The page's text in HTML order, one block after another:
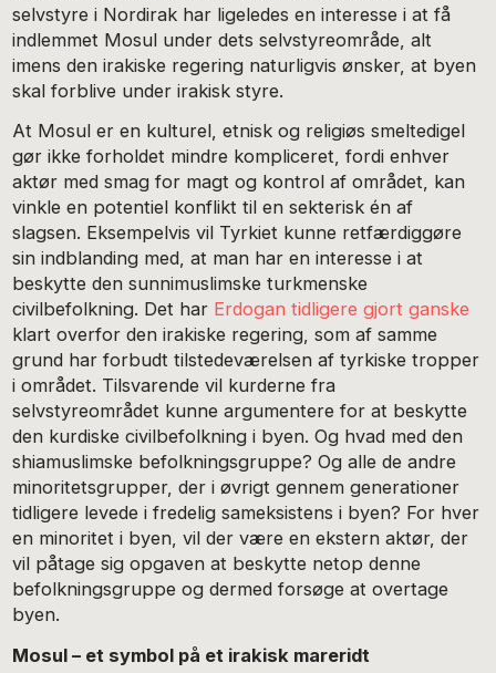
selvstyre i Nordirak har ligeledes en interesse i at få
indlemmet Mosul under dets selvstyreområde, alt
imens den irakiske regering naturligvis ønsker, at byen
skal forblive under irakisk styre.
At Mosul er en kulturel, etnisk og religiøs smeltedigel
gør ikke forholdet mindre kompliceret, fordi enhver
aktør med smag for magt og kontrol af området, kan
vinkle en potentiel konflikt til en sekterisk én af
slagsen. Eksempelvis vil Tyrkiet kunne retfærdiggøre
sin indblanding med, at man har en interesse i at
beskytte den sunnimuslimske turkmenske
civilbefolkning. Det har Erdogan tidligere gjort ganske
klart overfor den irakiske regering, som af samme
grund har forbudt tilstedeværelsen af tyrkiske tropper
i området. Tilsvarende vil kurderne fra
selvstyreområdet kunne argumentere for at beskytte
den kurdiske civilbefolkning i byen. Og hvad med den
shiamuslimske befolkningsgruppe? Og alle de andre
minoritetsgrupper, der i øvrigt gennem generationer
tidligere levede i fredelig sameksistens i byen? For hver
en minoritet i byen, vil der være en ekstern aktør, der
vil påtage sig opgaven at beskytte netop denne
befolkningsgruppe og dermed forsøge at overtage
byen.
Mosul – et symbol på et irakisk mareridt